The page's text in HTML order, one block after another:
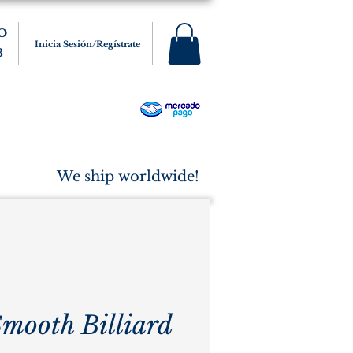
Inicia Sesión/Regístrate
We ship worldwide!
Billiard